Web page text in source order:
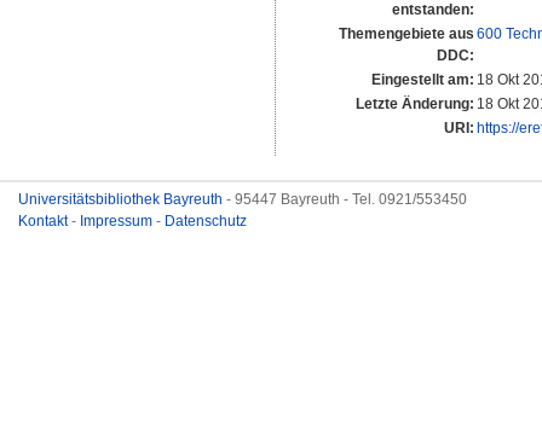
entstanden:
Themengebiete aus
DDC:
600
Eingestellt am: 18 Okt
Letzte Änderung: 18 Okt
URI: https://
Universitätsbibliothek Bayreuth - 95447 Bayreuth - Tel. 0921/553450
Kontakt- Impressum - Datenschutz